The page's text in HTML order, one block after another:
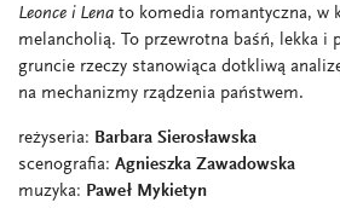
Leonce i Lena to komedia romantyczna, w
melancholią. To przewrotna baśń, lekka i
gruncie rzeczy stanowiąca dotkliwą
na mechanizmy rządzenia państwem.
reżyseria: Barbara Sierosławska
scenografia: Agnieszka Zawadowska
muzyka: Paweł Mykietyn